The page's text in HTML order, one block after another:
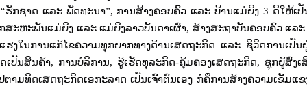
“​ຮັກ​ຊາດ ແລະ ພັດ​ທະ​ນາ”, ການສ້າງຄອບຄົວ ແລະ ບ້ານແມ່ຍິງ 3 ດີ​ໃຫ້​ເ
ສະຫະພັນແມ່ຍິງ ແລະ ແມ່ຍິງລາວບັນດາເຜົ່າ, ສ້າງສະຖາບັນຄອບຄົວ ແລ
ຮງໃນການແກ້ໄຂຄວາມທຸກຍາກທາງດ້ານເສດຖະກິດ ແລະ ຊີວິດການເປັນ
ເປັນສິນຄ້າ, ການບໍລິການ, ຮູ້ເຮັດທຸລະກິດ-ຄຸ້ມຄອງເສດຖະກິດ, ຊຸກຍູ້ສົ່ງເ
າມທິດເສດຖະກິດເອກະລາດ ເປັນເຈົ້າຕົນເອງ ກໍຄືການສ້າງຄວາມເຂັ້ມແຂ